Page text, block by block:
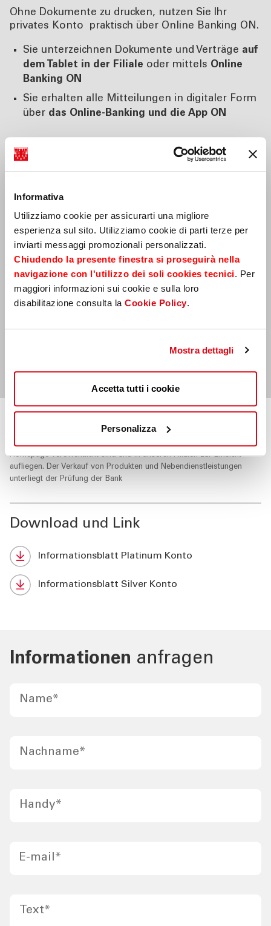
Informativa
Utilizziamo cookie per assicurarti una migliore
esperienza sul sito. Utilizziamo cookie di parti terze per
inviarti messaggi promozionali personalizzati.
Chiudendo la presente finestra si proseguirà nella
navigazione con l'utilizzo dei soli cookies tecnici. Per
maggiori informazioni sui cookie e sulla loro
disabilitazione consulta la Cookie Policy.
Mostra dettagli
Accetta tutti i cookie
Personalizza
Ohne Dokumente zu drucken, nutzen Sie Ihr
privates Konto praktisch über Online Banking ON.
Sie unterzeichnen Dokumente und Verträge auf
dem Tablet in der Filiale oder mittels Online
Banking ON
Sie erhalten alle Mitteilungen in digitaler Form
über das Online-Banking und die App ON
Papierausdruck benötigen,
dann unterstützen Sie damit
einen guten Zweck
Mit der Version „Papierlos“ kommt ein Teil
der Spesenfür Kontoauszüge auf
Papier,Projekten zum Schutz der Umwelt
unserem Einzugsgebiet zugute.
. Die wirtschaftlichen und vertraglichen
Bedingungen sind in den Informationsblätter angeführt, die auf der
Homepage veröffentlicht sind und in unseren Filialen zur Einsicht
aufliegen. Der Verkauf von Produkten und Nebendienstleistungen
unterliegt der Prüfung der Bank
Download und Link
Informationsblatt Platinum Konto
Informationsblatt Silver Konto
Informationen anfragen
Name*
Nachname*
Handy*
E-mail*
Text*